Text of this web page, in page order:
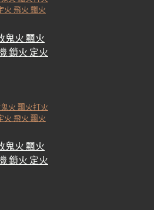
鬼火 飄火
鎖火 定火
鬼火 飄火
鎖火 定火